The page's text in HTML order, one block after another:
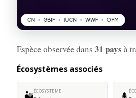
Espèce observée dans 31 pays à
Écosystèmes associés
🏜️ÉCOSYSTÈME 🌲